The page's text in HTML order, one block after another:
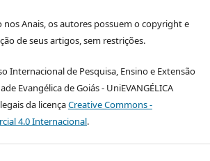
nos Anais, os autores possuem o copyright e
de seus artigos, sem restrições.
Internacional de Pesquisa, Ensino e Extensão
Evangélica de Goiás - UniEVANGÉLICA
da licençaCreative Commons -
4.0 Internacional.